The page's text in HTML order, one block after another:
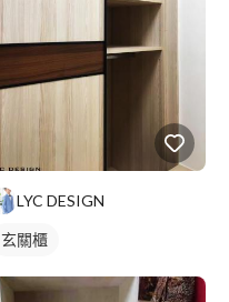
LYC DESIGN
玄關櫃